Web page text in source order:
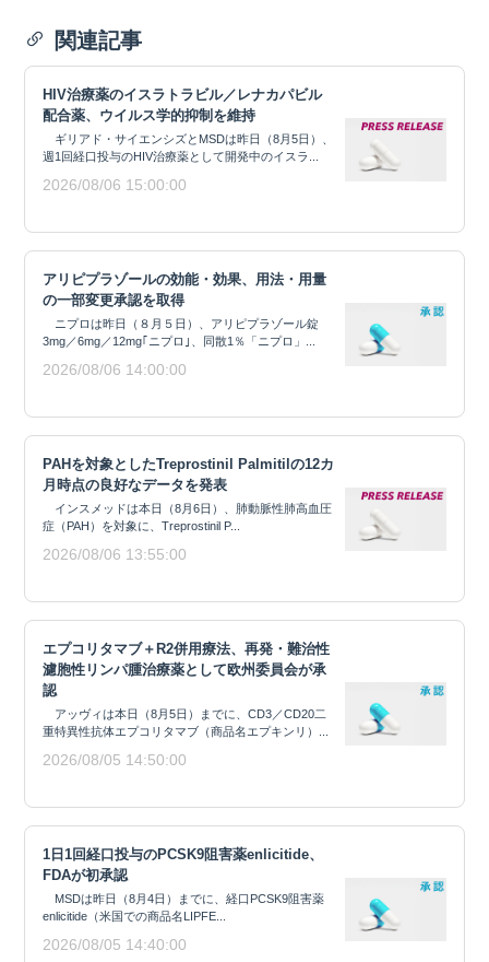
関連記事
HIV治療薬のイスラトラビル／レナカパビル
配合薬、ウイルス学的抑制を維持
ギリアド・サイエンシズとMSDは昨日（8月5日）、
週1回経口投与のHIV治療薬として開発中のイスラ...
2026/08/06 15:00:00
アリピプラゾールの効能・効果、用法・用量
の一部変更承認を取得
ニプロは昨日（８月５日）、アリピプラゾール錠
3mg／6mg／12mg｢ニプロ｣、同散1％「ニプロ」...
2026/08/06 14:00:00
PAHを対象としたTreprostinil Palmitilの12カ
月時点の良好なデータを発表
インスメッドは本日（8月6日）、肺動脈性肺高血圧
症（PAH）を対象に、Treprostinil P...
2026/08/06 13:55:00
エプコリタマブ＋R2併用療法、再発・難治性
濾胞性リンパ腫治療薬として欧州委員会が承
認
アッヴィは本日（8月5日）までに、CD3／CD20二
重特異性抗体エプコリタマブ（商品名エプキンリ）...
2026/08/05 14:50:00
1日1回経口投与のPCSK9阻害薬enlicitide、
FDAが初承認
MSDは昨日（8月4日）までに、経口PCSK9阻害薬
enlicitide（米国での商品名LIPFE...
2026/08/05 14:40:00